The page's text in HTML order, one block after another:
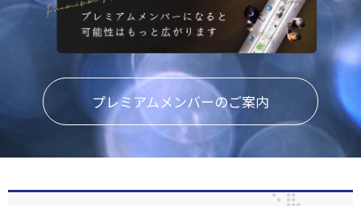
プレミアムメンバーのご案内